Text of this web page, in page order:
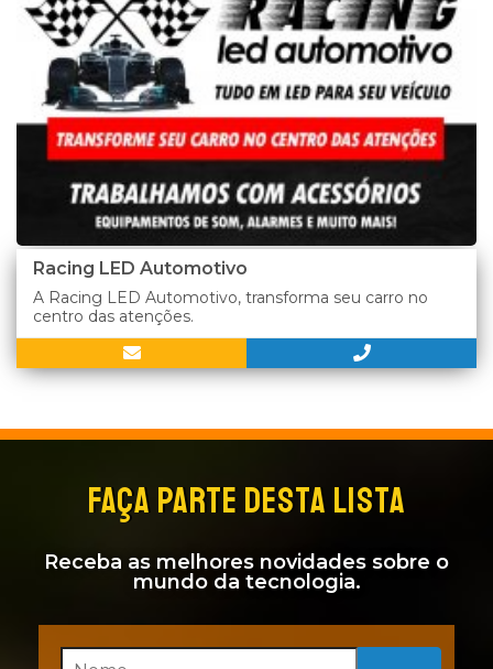
Racing LED Automotivo
A Racing LED Automotivo, transforma seu carro no
centro das atenções.
FAÇA PARTE DESTA LISTA
Receba as melhores novidades sobre o
mundo da tecnologia.